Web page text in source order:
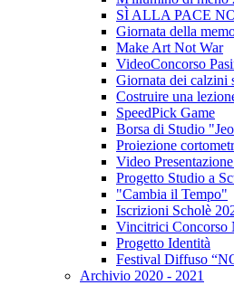
SÌ ALLA PACE
Giornata della
Make Art Not War
VideoConcorso
Giornata dei calzini
Costruire una
SpeedPick Game
Borsa di Studio
Proiezione
Video
Progetto Studio a
"Cambia il Tempo"
Iscrizioni Scholè
Vincitrici Concorso
Progetto Identità
Festival Diffuso
Archivio 2020 - 2021